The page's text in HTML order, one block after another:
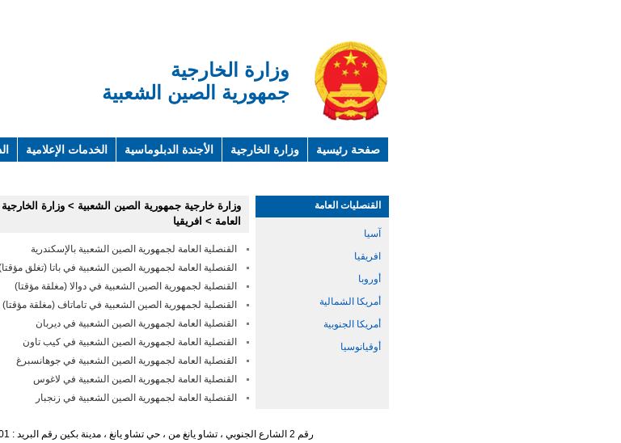
وزارة الخارجية
جمهورية الصين الشعبية
صفحة رئيسية وزارة الخارجية الأجندة الدبلوماسية الخدمات الإعلامية
القنصليات العامة
آسيا
افريقيا
أوروبا
أمريكا الشمالية
أمريكا الجنوبية
أوقيانوسيا
وزارة خارجية جمهورية الصين الشعبية > وزارة الخارجية
العامة > افريقيا
القنصلية العامة لجمهورية الصين الشعبية بالإسكندرية
القنصلية العامة لجمهورية الصين الشعبية في باتا (تغلق
القنصلية لجمهورية الصين الشعبية في دوالا (مغلقة مؤقتا)
القنصلية لجمهورية الصين الشعبية في تاماتاف (مغلقة مؤقتا)
القنصلية العامة لجمهورية الصين الشعبية في ديربان
القنصلية العامة لجمهورية الصين الشعبية في كيب تاون
القنصلية العامة لجمهورية الصين الشعبية في جوهانسبرغ
القنصلية العامة لجمهورية الصين الشعبية في لاغوس
القنصلية العامة لجمهورية الصين الشعبية في زنجبار
رقم 2 الشارع الجنوبي ، تشاو يانغ من ، حي تشاو يانغ ، مدينة بكين رقم البريد : 100701 التليفون : 65961114 - 10 - 86 +